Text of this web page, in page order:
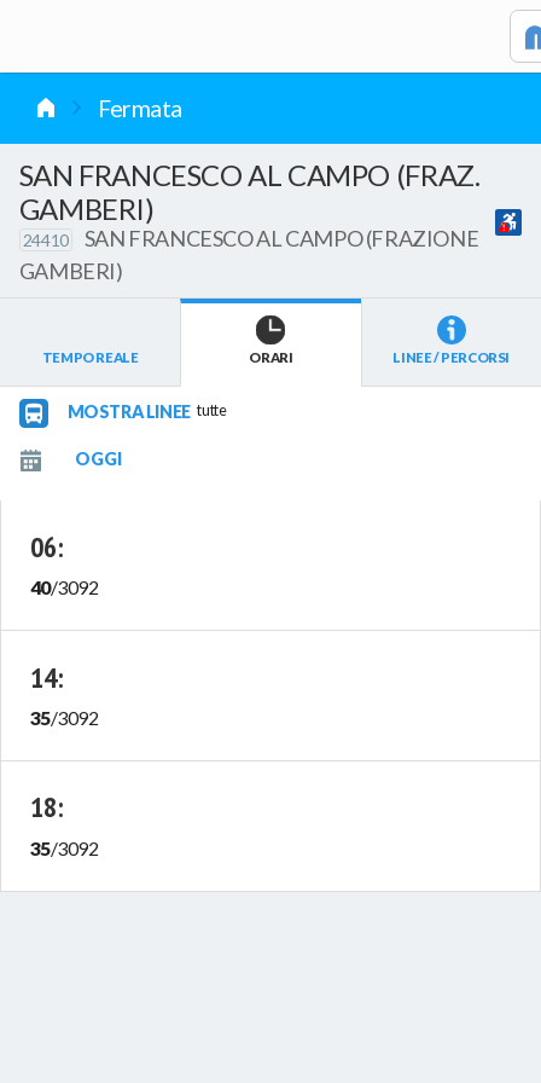
Fermata
SAN FRANCESCO AL CAMPO (FRAZ.
GAMBERI)
24410
SAN FRANCESCO AL CAMPO (FRAZIONE
GAMBERI)
TEMPO REALE ORARI LINEE / PERCORSI
MOSTRA LINEE tutte
06:
40/3092
14:
35/3092
18:
35/3092